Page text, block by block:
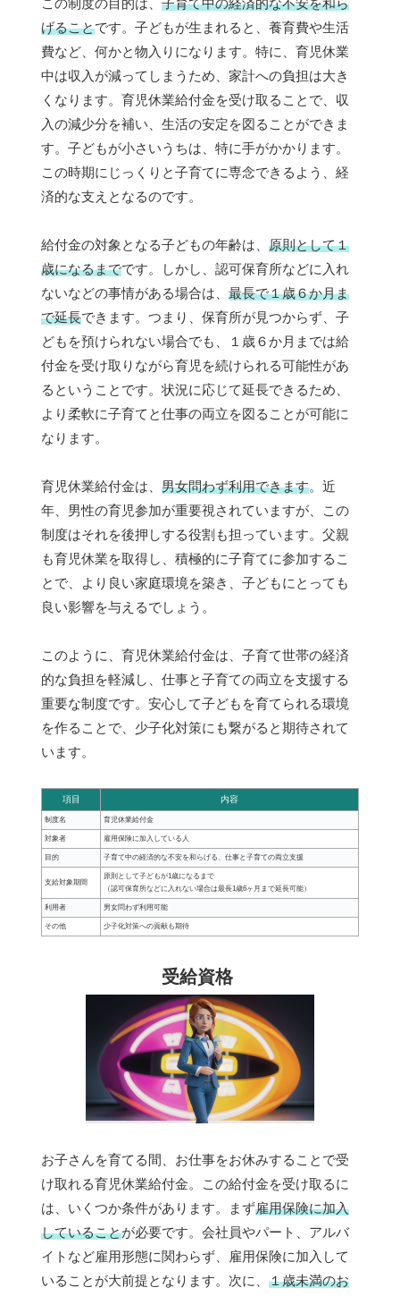
げることです。子どもが生まれると、養育費や生活
費など、何かと物入りになります。特に、育児休業
中は収入が減ってしまうため、家計への負担は大き
くなります。育児休業給付金を受け取ることで、収
入の減少分を補い、生活の安定を図ることができま
す。子どもが小さいうちは、特に手がかかります。
この時期にじっくりと子育てに専念できるよう、経
済的な支えとなるのです。
給付金の対象となる子どもの年齢は、 原則として１
歳になるまでです。しかし、認可保育所などに入れ
ないなどの事情がある場合は、 最長で１歳６か月ま
で延長できます。つまり、保育所が見つからず、子
どもを預けられない場合でも、１歳６か月までは給
付金を受け取りながら育児を続けられる可能性があ
るということです。状況に応じて延長できるため、
より柔軟に子育てと仕事の両立を図ることが可能に
なります。
育児休業給付金は、 男女問わず利用できます。近
年、男性の育児参加が重要視されていますが、この
制度はそれを後押しする役割も担っています。父親
も育児休業を取得し、積極的に子育てに参加するこ
とで、より良い家庭環境を築き、子どもにとっても
良い影響を与えるでしょう。
このように、育児休業給付金は、子育て世帯の経済
的な負担を軽減し、仕事と子育ての両立を支援する
重要な制度です。安心して子どもを育てられる環境
を作ることで、少子化対策にも繋がると期待されて
います。
項目 内容
制度名 育児休業給付金
対象者 雇用保険に加入している人
目的 子育て中の経済的な不安を和らげる、仕事と子育ての両立支援
支給対象期間
原則として子どもが1歳になるまで
（認可保育所などに入れない場合は最長1歳6ヶ月まで延長可能）
利用者 男女問わず利用可能
その他 少子化対策への貢献も期待
受給資格
お子さんを育てる間、お仕事をお休みすることで受
け取れる育児休業給付金。この給付金を受け取るに
は、いくつか条件があります。まず雇用保険に加入
していることが必要です。会社員やパート、アルバ
イトなど雇用形態に関わらず、雇用保険に加入して
いることが大前提となります。次に、 １歳未満のお